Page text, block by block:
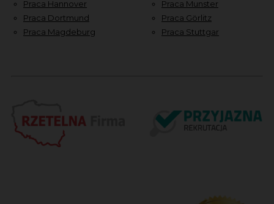
Praca Hannover
Praca Dortmund
Praca Magdeburg
Praca Munster
Praca Görlitz
Praca Stuttgar